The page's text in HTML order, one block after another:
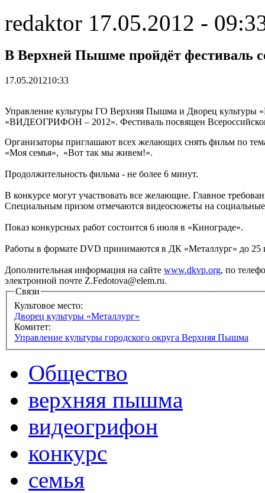
redaktor 17.05.2012 -
В Верхней Пышме пройдёт фестиваль
17.05.201210:33
Управление культуры ГО Верхняя Пышма и Дворец культуры
«ВИДЕОГРИФОН – 2012». Фестиваль посвящен
Организаторы приглашают всех желающих снять фильм по
«Моя семья», «Вот так мы живем!».
Продолжительность фильма - не более 6 минут.
В конкурсе могут участвовать все желающие. Главное
Специальным призом отмечаются видеосюжеты на
Показ конкурсных работ состоится 6 июля в «Кинограде».
Работы в формате DVD принимаются в ДК «Металлург» до
Дополнительная информация на сайте www.dkvp.org, по
электронной почте Z.Fedotova@elem.ru.
Связи
Культовое место:
Дворец культуры «Металлург»
Комитет:
Управление культуры городского округа Верхняя Пышма
Общество
верхняя пышма
видеогрифон
конкурс
семья